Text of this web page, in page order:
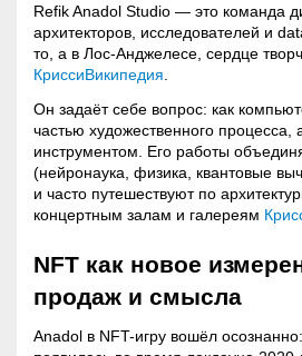
Refik Anadol Studio — это команда
архитекторoв, исследователей и
то, а в Лос-Анджелесе, сердце
КриссиВикипедия
Он задаёт себе вопрос: как
частью художественного процесса,
инструментом. Его работы
(нейронаука, физика, квантовые
и часто путешествуют по
концертным залам и галереям
NFT как новое
продаж и смысла
Anadol в NFT-игру вошёл